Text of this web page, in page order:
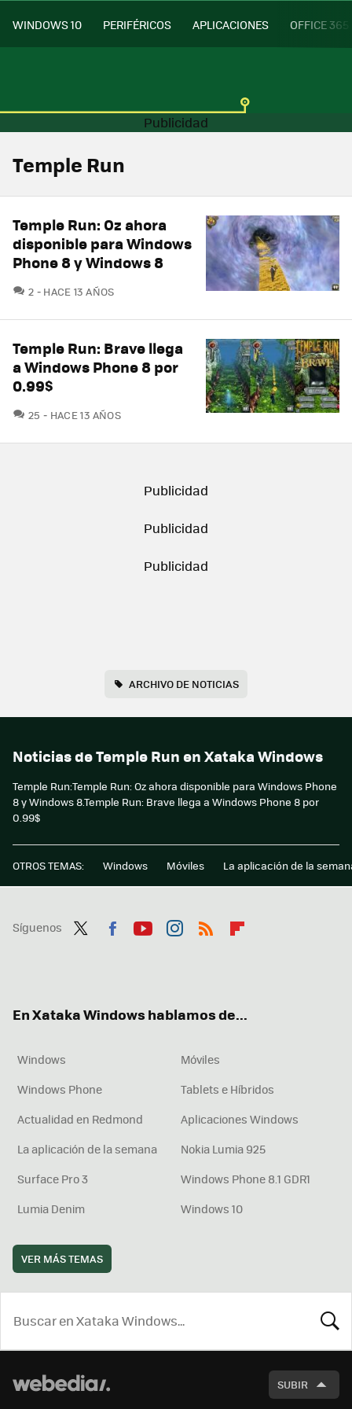
WINDOWS 10 PERIFÉRICOS APLICACIONES OFFICE 365
Temple Run
Temple Run: Oz ahora
disponible para Windows
Phone 8 y Windows 8
2 COMENTARIOS
HACE 13 AÑOS
Temple Run: Brave llega
a Windows Phone 8 por
0.99$
25 COMENTARIOS
HACE 13 AÑOS
ARCHIVO DE NOTICIAS
Noticias de Temple Run en Xataka Windows
Temple Run:Temple Run: Oz ahora disponible para Windows Phone
8 y Windows 8.Temple Run: Brave llega a Windows Phone 8 por
0.99$
OTROS TEMAS: Windows Móviles La aplicación de la
Síguenos
En Xataka Windows hablamos de...
Windows
Móviles
Windows Phone
Tablets e Híbridos
Actualidad en Redmond
Aplicaciones Windows
La aplicación de la semana
Nokia Lumia 925
Surface Pro 3
Windows Phone 8.1 GDR1
Lumia Denim
Windows 10
VER MÁS TEMAS
SUBIR